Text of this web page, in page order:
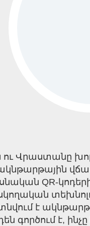
Վրաստանը
ակնթարթային
QR-
է
գործում է,